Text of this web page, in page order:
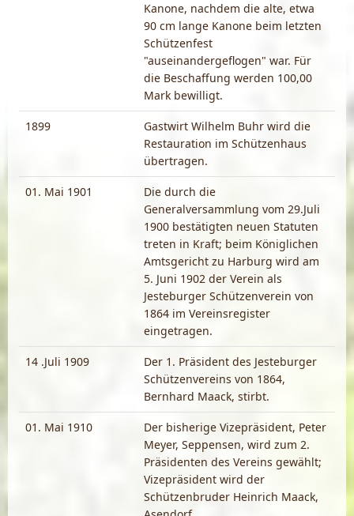
Kanone, nachdem die alte, etwa
90 cm lange Kanone beim letzten
Schützenfest
"auseinandergeflogen" war. Für
die Beschaffung werden 100,00
Mark bewilligt.
1899
Gastwirt Wilhelm Buhr wird die
Restauration im Schützenhaus
übertragen.
01. Mai 1901
Die durch die
Generalversammlung vom 29.Juli
1900 bestätigten neuen Statuten
treten in Kraft; beim Königlichen
Amtsgericht zu Harburg wird am
5. Juni 1902 der Verein als
Jesteburger Schützenverein von
1864 im Vereinsregister
eingetragen.
14 .Juli 1909
Der 1. Präsident des Jesteburger
Schützenvereins von 1864,
Bernhard Maack, stirbt.
01. Mai 1910
Der bisherige Vizepräsident, Peter
Meyer, Seppensen, wird zum 2.
Präsidenten des Vereins gewählt;
Vizepräsident wird der
Schützenbruder Heinrich Maack,